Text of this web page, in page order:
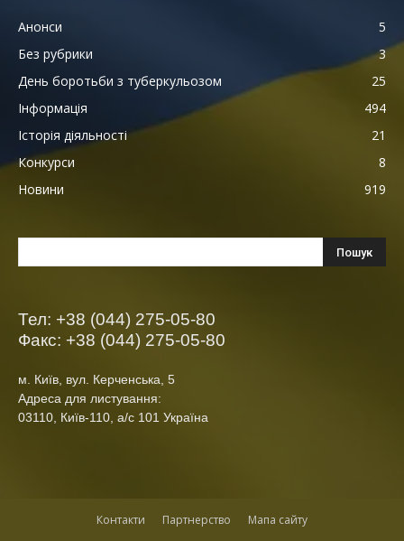
Анонси
5
Без рубрики
3
День боротьби з туберкульозом
25
Інформація
494
Історія діяльності
21
Конкурси
8
Новини
919
Тел: +38 (044) 275-05-80
Факс: +38 (044) 275-05-80
м. Київ, вул. Керченська, 5
Адреса для листування:
03110, Київ-110, а/с 101 Україна
Контакти Партнерство Мапа сайту